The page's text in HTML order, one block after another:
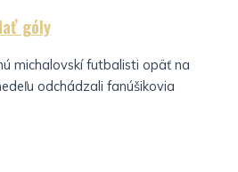
góly
michalovskí futbalisti opäť na
odchádzali fanúšikovia